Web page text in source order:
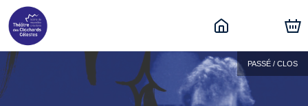
PASSÉ / CLOS